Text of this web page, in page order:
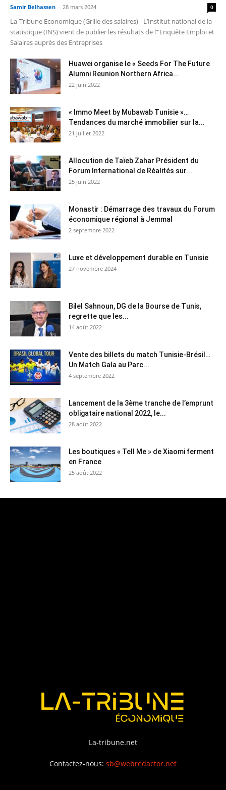
Samir Belhassen - 28 mars 2024 0
La-Tribune Economique (Grille des salaires) - L’Institut national de la
statistique (INS) vient de publier les résultats de l’"Enquête Emploi et
Salaires auprès des Entreprises
Huawei organise le « Seeds For The Future
Alumni Reunion Northern Africa...
22 juin 2022
« Immo Meet by Mubawab Tunisie »…
Tendances du marché immobilier sur la...
21 juillet 2022
Allocution de Taïeb Zahar Président du
Forum International de Réalités sur...
25 juin 2022
Monastir : Démarrage des travaux du Forum
économique régional à Jemmal
2 septembre 2022
Luxe et développement durable en Tunisie
27 novembre 2024
Bilel Sahnoun, DG de la Bourse de Tunis,
regrette que les...
14 août 2022
Vente des billets du match Tunisie-Brésil…
Un Match Gala au Parc...
4 septembre 2022
Lancement de la 3ème tranche de l’emprunt
obligataire national 2022, le...
28 août 2022
Les boutiques « Tell Me » de Xiaomi ferment
en France
25 août 2022
La-tribune.net
Contactez-nous: sb@webredactor.net